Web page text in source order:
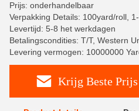
Prijs: onderhandelbaar
Verpakking Details: 100yard/roll,
Levertijd: 5-8 het werkdagen
Betalingscondities: T/T, Western
Levering vermogen: 10000000
Krijg Beste Prijs